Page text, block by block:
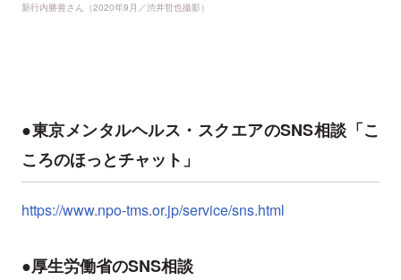
新行内勝善さん（2020年9月／渋井哲也撮影）
●東京メンタルヘルス・スクエアのSNS相談「こ
ころのほっとチャット」
https://www.npo-tms.or.jp/service/sns.html
●厚生労働省のSNS相談